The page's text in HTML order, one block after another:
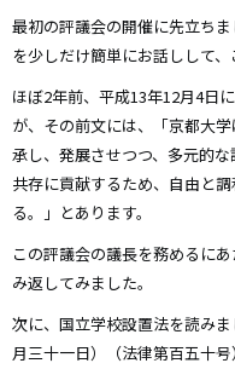
動最初の評議会の開催に先立ち
を少しだけ簡単にお話しして、
ほぼ2年前、平成13年12月4日
が、その前文には、「京都大
承し、発展させつつ、多元的
共存に貢献するため、自由と
る。」とあります。
この評議会の議長を務めるに
み返してみました。
次に、国立学校設置法を読み
月三十一日）（法律第百五十